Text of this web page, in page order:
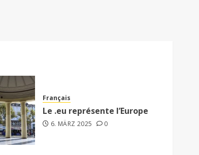
Français
Le .eu représente l’Europe
6. MÄRZ 2025 0